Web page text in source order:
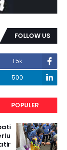
FOLLOW US
1.5k
500
POPULER